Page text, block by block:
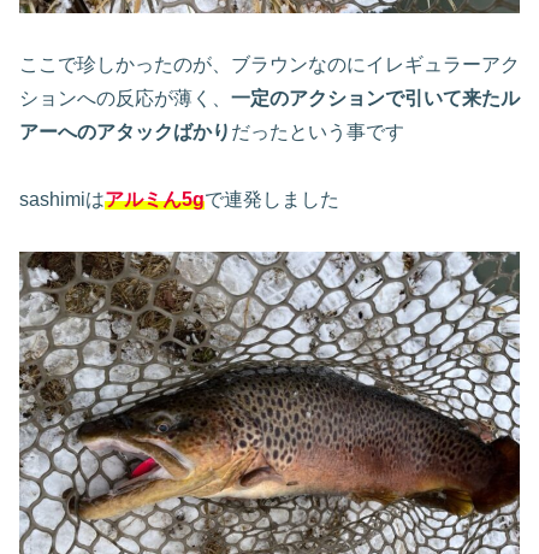
ここで珍しかったのが、ブラウンなのにイレギュラーアク
ションへの反応が薄く、 一定のアクションで引いて来たル
アーへのアタックばかり だったという事です
sashimiはアルミん5gで連発しました